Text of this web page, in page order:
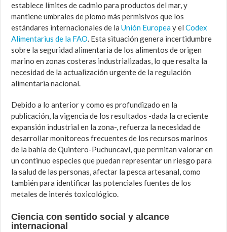
establece límites de cadmio para productos del mar, y
mantiene umbrales de plomo más permisivos que los
estándares internacionales de laUnión Europeay elCodex
Alimentarius de la FAO. Esta situación genera incertidumbre
sobre la seguridad alimentaria de los alimentos de origen
marino en zonas costeras industrializadas, lo que resalta la
necesidad de la actualización urgente de la regulación
alimentaria nacional.
Debido a lo anterior y como es profundizado en la
publicación, la vigencia de los resultados -dada la creciente
expansión industrial en la zona-, refuerza la necesidad de
desarrollar monitoreos frecuentes de los recursos marinos
de la bahía de Quintero-Puchuncaví, que permitan valorar en
un continuo especies que puedan representar un riesgo para
la salud de las personas, afectar la pesca artesanal, como
también para identificar las potenciales fuentes de los
metales de interés toxicológico.
Ciencia con sentido social y alcance
internacional